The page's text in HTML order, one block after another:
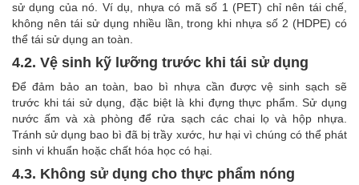
sử dụng của nó. Ví dụ, nhựa có mã số 1 (PET) chỉ nên tái chế,
không nên tái sử dụng nhiều lần, trong khi nhựa số 2 (HDPE) có
thể tái sử dụng an toàn.
4.2. Vệ sinh kỹ lưỡng trước khi tái sử dụng
Để đảm bảo an toàn, bao bì nhựa cần được vệ sinh sạch sẽ
trước khi tái sử dụng, đặc biệt là khi đựng thực phẩm. Sử dụng
nước ấm và xà phòng để rửa sạch các chai lọ và hộp nhựa.
Tránh sử dụng bao bì đã bị trầy xước, hư hại vì chúng có thể phát
sinh vi khuẩn hoặc chất hóa học có hại.
4.3. Không sử dụng cho thực phẩm nóng